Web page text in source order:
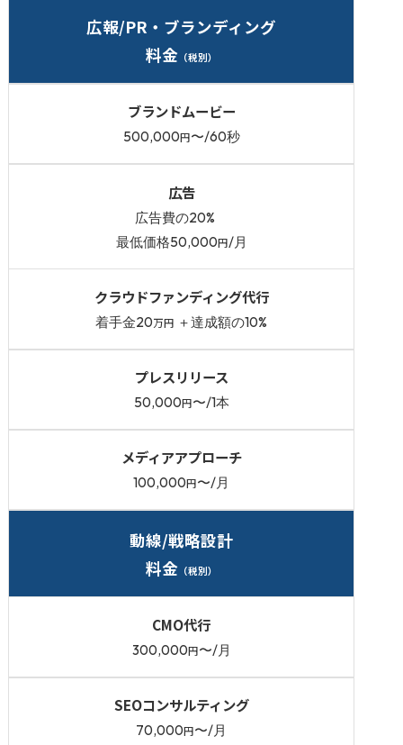
広報/PR・ブランディング
料金 （税別）
ブランドムービー
500,000円〜/60秒
広告
広告費の20%
最低価格50,000円/月
クラウドファンディング代行
着手金20万円 ＋達成額の10%
プレスリリース
50,000円〜/1本
メディアアプローチ
100,000円〜/月
動線/戦略設計
料金 （税別）
CMO代行
300,000円〜/月
SEOコンサルティング
70,000円〜/月